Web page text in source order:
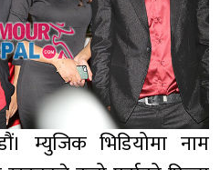
म्युजिक भिडियोमा नाम